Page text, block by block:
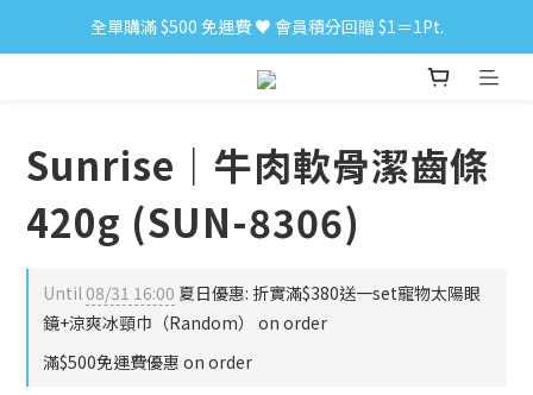
小食購滿 $300 順豐免運費 ‼
全單購滿 $500 免運費 ♥︎ 會員積分回贈 $1＝1Pt.
小食購滿 $300 順豐免運費 ‼
Sunrise｜牛肉軟骨潔齒條
420g (SUN-8306)
Until08/31 16:00 夏日優惠: 折實滿$380送一set寵物太陽眼
鏡+涼爽冰頸巾（Random） on order
滿$500免運費優惠 on order